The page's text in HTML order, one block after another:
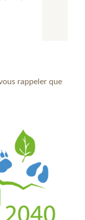
rappeler que